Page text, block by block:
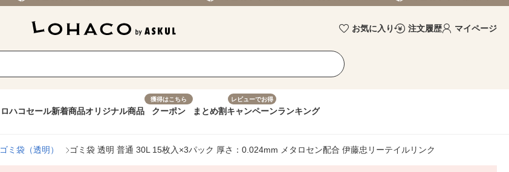
お気に入り 注文履歴 マイページ
ロハコセール新着商品オリジナル商品
獲得はこちら
クーポン まとめ割
レビューでお得
キャンペーンランキング
ゴミ袋（透明） ゴミ袋 透明 普通 30L 15枚入×3パック 厚さ：0.024mm メタロセン配合 伊藤忠リーテイルリンク